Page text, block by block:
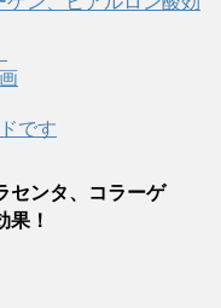
です
センタ、コラーゲ
果！